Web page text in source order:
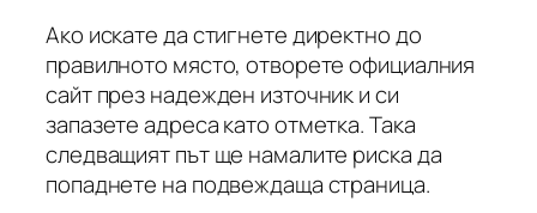
Ако искате да стигнете директно до
правилното място, отворете официалния
сайт през надежден източник и си
запазете адреса като отметка. Така
следващият път ще намалите риска да
попаднете на подвеждаща страница.